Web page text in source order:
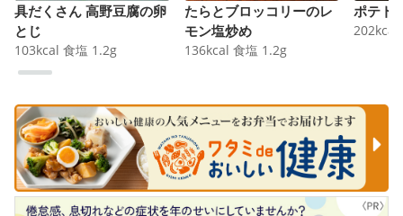
具だくさん 高野豆腐の卵
とじ
103kcal 食塩 1.2g
たらとブロッコリーのレ
モン塩炒め
136kcal 食塩 1.2g
ポテト
202kcal